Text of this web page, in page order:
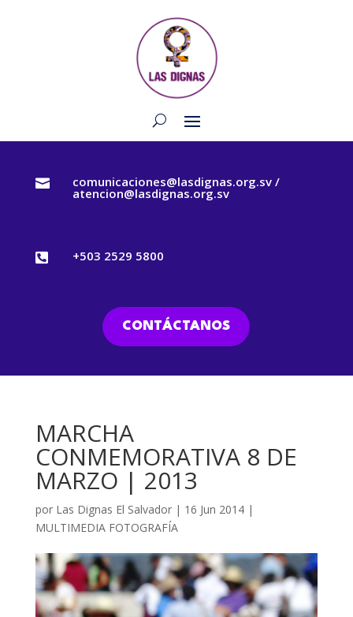
 comunicaciones@lasdignas.org.sv /
atencion@lasdignas.org.sv
 +503 2529 5800
CONTÁCTANOS
MARCHA
CONMEMORATIVA 8 DE
MARZO | 2013
por Las Dignas El Salvador| 16 Jun 2014|
MULTIMEDIA FOTOGRAFÍA